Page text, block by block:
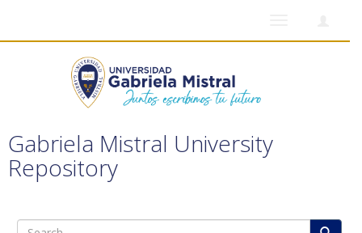
Gabriela Mistral University
Repository